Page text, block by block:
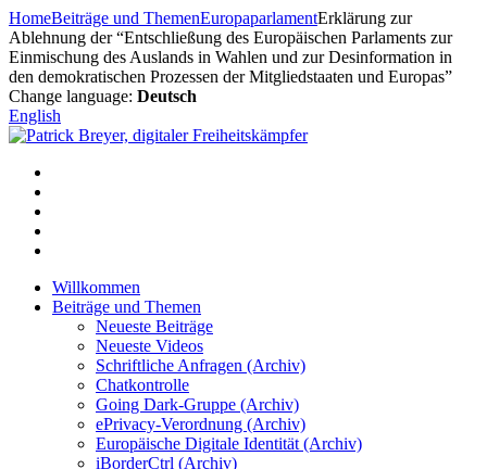
Zum
Inhalt
springen
HomeBeiträge und ThemenEuropaparlamentErklärung zur
Ablehnung der “Entschließung des Europäischen Parlaments zur
Einmischung des Auslands in Wahlen und zur Desinformation in
den demokratischen Prozessen der Mitgliedstaaten und Europas”
Change language: Deutsch
English
Willkommen
Beiträge und Themen
Neueste Beiträge
Neueste Videos
Schriftliche Anfragen (Archiv)
Chatkontrolle
Going Dark-Gruppe (Archiv)
ePrivacy-Verordnung (Archiv)
Europäische Digitale Identität (Archiv)
iBorderCtrl (Archiv)